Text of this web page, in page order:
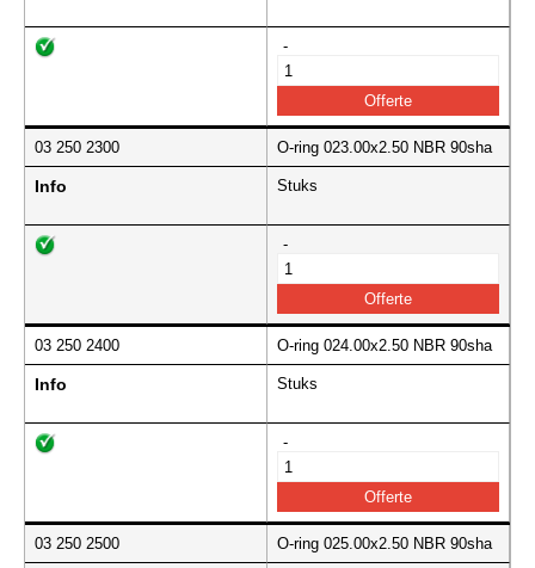
-
03 250 2300 O-ring 023.00x2.50 NBR 90sha
Info Stuks
-
03 250 2400 O-ring 024.00x2.50 NBR 90sha
Info Stuks
-
03 250 2500 O-ring 025.00x2.50 NBR 90sha